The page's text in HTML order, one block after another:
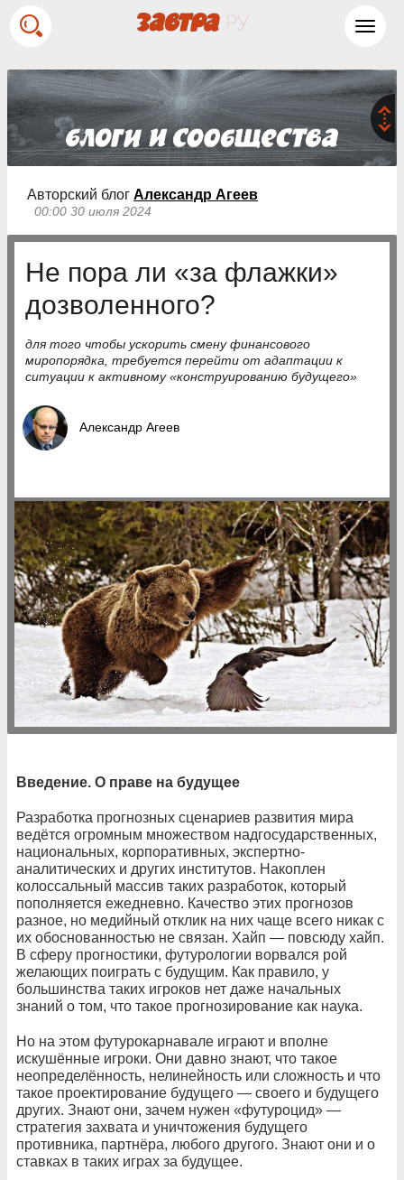
Авторский блог Александр Агеев
00:00 30 июля 2024
Не пора ли «за флажки»
дозволенного?
для того чтобы ускорить смену финансового
миропорядка, требуется перейти от адаптации к
ситуации к активному «конструированию будущего»
Александр Агеев
Введение. О праве на будущее
Разработка прогнозных сценариев развития мира
ведётся огромным множеством надгосударственных,
национальных, корпоративных, экспертно-
аналитических и других институтов. Накоплен
колоссальный массив таких разработок, который
пополняется ежедневно. Качество этих прогнозов
разное, но медийный отклик на них чаще всего никак с
их обоснованностью не связан. Хайп — повсюду хайп.
В сферу прогностики, футурологии ворвался рой
желающих поиграть с будущим. Как правило, у
большинства таких игроков нет даже начальных
знаний о том, что такое прогнозирование как наука.
Но на этом футурокарнавале играют и вполне
искушённые игроки. Они давно знают, что такое
неопределённость, нелинейность или сложность и что
такое проектирование будущего — своего и будущего
других. Знают они, зачем нужен «футуроцид» —
стратегия захвата и уничтожения будущего
противника, партнёра, любого другого. Знают они и о
ставках в таких играх за будущее.